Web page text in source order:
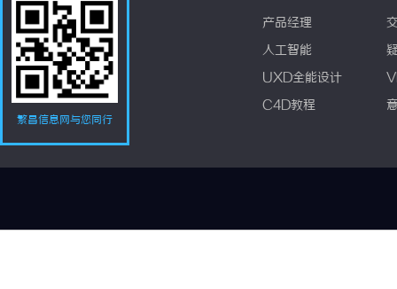
繁昌信息网与您同行
产品经理
人工智能
UXD全能设计
C4D教程